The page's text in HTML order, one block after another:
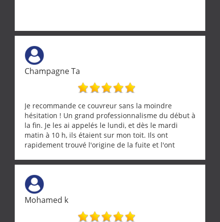
Champagne Ta
Je recommande ce couvreur sans la moindre
hésitation ! Un grand professionnalisme du début à
la fin. Je les ai appelés le lundi, et dès le mardi
matin à 10 h, ils étaient sur mon toit. Ils ont
rapidement trouvé l'origine de la fuite et l'ont
Une équipe sérieuse, réactive et compétente. C'est
vraiment rassurant de pouvoir compter sur des
artisans aussi professionnels. Merci encore !
Mohamed k